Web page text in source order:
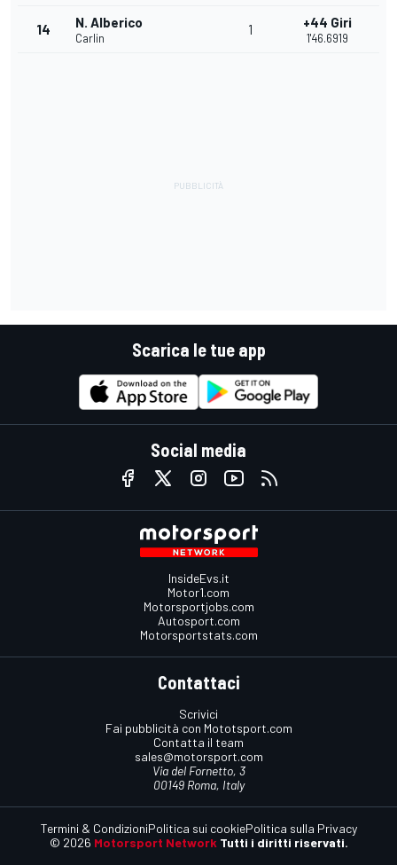
14 N. Alberico
Carlin
1 +44 Giri
1'46.6919
Scarica le tue app
Social media
InsideEvs.it
Motor1.com
Motorsportjobs.com
Autosport.com
Motorsportstats.com
Contattaci
Scrivici
Fai pubblicità con Mototsport.com
Contatta il team
sales@motorsport.com
Via del Fornetto, 3
00149 Roma, Italy
© 2026 Motorsport Network Tutti i diritti riservati.
Termini & CondizioniPolitica sui cookiePolitica sulla Privacy